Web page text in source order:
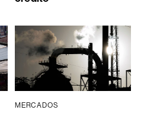
MERCADOS